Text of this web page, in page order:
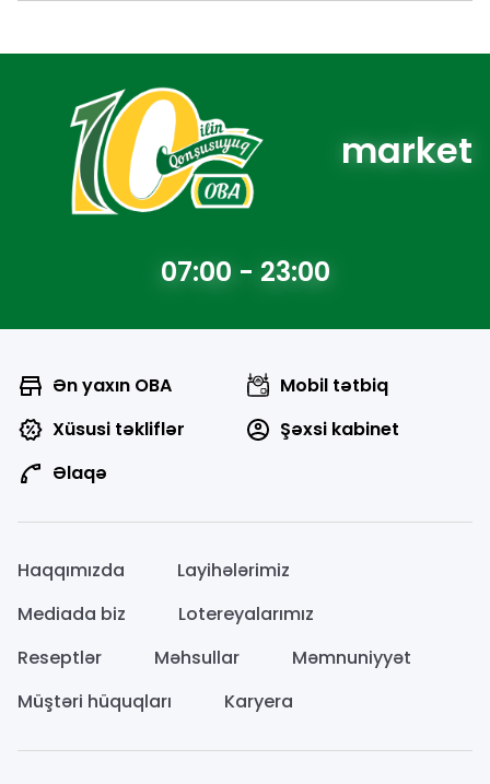
market
07:00 - 23:00
Ən yaxın OBA
Mobil tətbiq
Xüsusi təkliflər
Şəxsi kabinet
Əlaqə
Haqqımızda
Layihələrimiz
Mediada biz
Lotereyalarımız
Reseptlər
Məhsullar
Məmnuniyyət
Müştəri hüquqları
Karyera